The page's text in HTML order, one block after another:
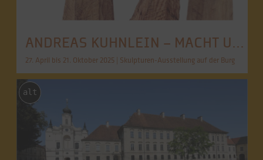
ANDREAS KUHNLEIN – MACHT UND VERGÄNGLICHKEIT
27. April bis 21. Oktober 2025 | Skulpturen-Ausstellung auf der Burg
alt